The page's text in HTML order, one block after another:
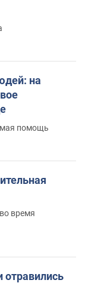
на
помощь
время
отравились